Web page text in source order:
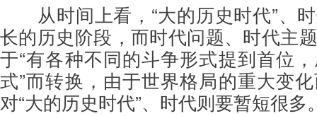
从时间上看，“大的历史时代”、
长的历史阶段，而时代问题、时代主
于“有各种不同的斗争形式提到首位
式”而转换，由于世界格局的重大变
对“大的历史时代”、时代则要暂短很多